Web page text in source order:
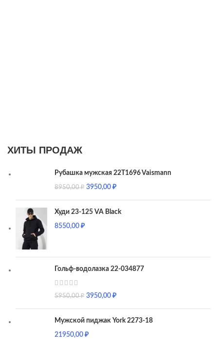
ХИТЫ ПРОДАЖ
Рубашка мужская 22T1696 Vaismann
8950,00₽ 3950,00₽
Худи 23-125 VA Black
8550,00₽
Гольф-водолазка 22-034877
5950,00₽ 3950,00₽
Мужской пиджак York 2273-18
21950,00₽